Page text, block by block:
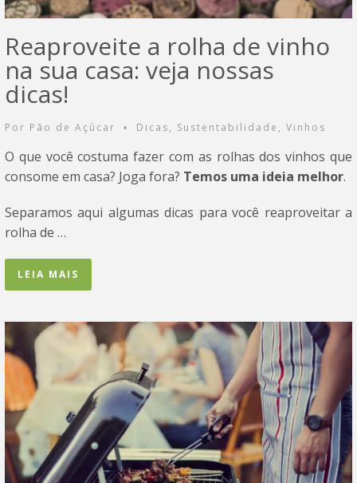
Reaproveite a rolha de vinho
na sua casa: veja nossas
dicas!
Por Pão de Açúcar • Dicas, Sustentabilidade , Vinhos
O que você costuma fazer com as rolhas dos vinhos que
consome em casa? Joga fora? Temos uma ideia melhor.
Separamos aqui algumas dicas para você reaproveitar a
rolha de …
LEIA MAIS